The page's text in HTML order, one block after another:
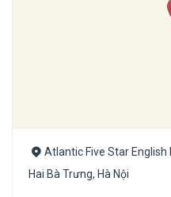
Atlantic Five Star English
Hai Bà Trưng, Hà Nội